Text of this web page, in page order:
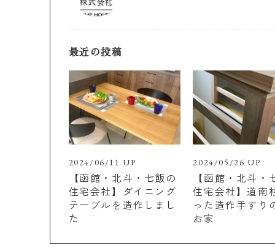
最近の投稿
2024/06/11 UP
【函館・北斗・七飯の
住宅会社】ダイニング
テーブルを造作しまし
た
2024/05/26 UP
【函館・北斗・
住宅会社】道南
った造作手すり
お家